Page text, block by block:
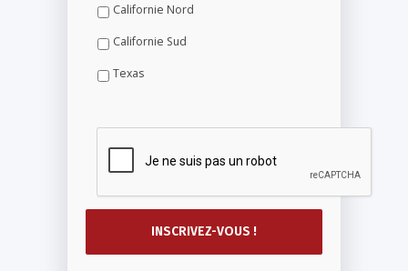
Californie Nord
Californie Sud
Texas